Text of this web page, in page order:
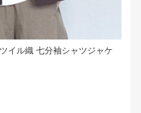
イル織 七分袖シャツジャケ